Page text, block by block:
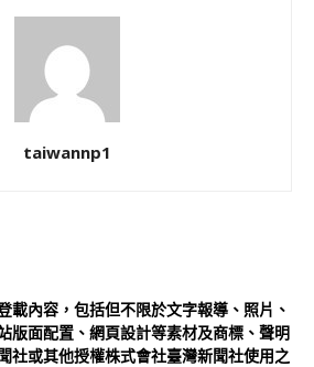
taiwannp1
載內容，包括但不限於文字報導、照片、
版面配置、網頁設計等素材及商標、聲明
社或其他授權株式會社臺灣新聞社使用之